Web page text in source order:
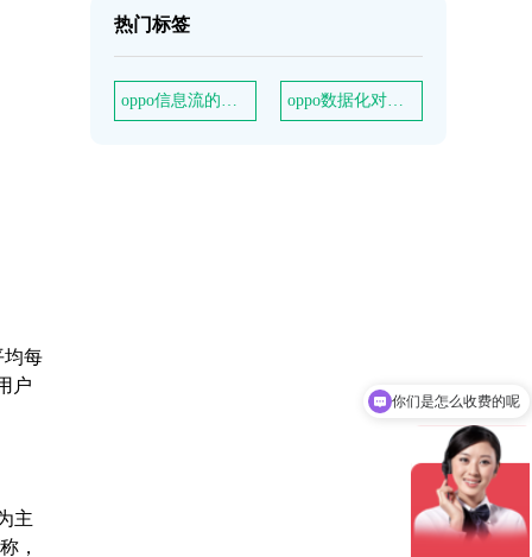
每
户
主
，
热门标签
oppo信息流的品牌效益 oppo数据化对广告推广的优势
你们是怎么收费的呢